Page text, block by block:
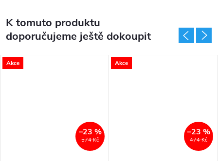
K tomuto produktu
doporučujeme ještě dokoupit
Akce
574 Kč
–23 %
Akce
474 Kč
–23 %